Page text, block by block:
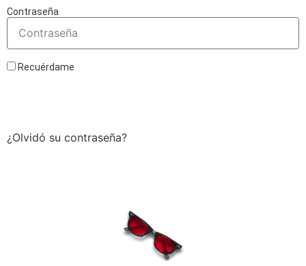
Contraseña
Recuérdame
¿Olvidó su contraseña?